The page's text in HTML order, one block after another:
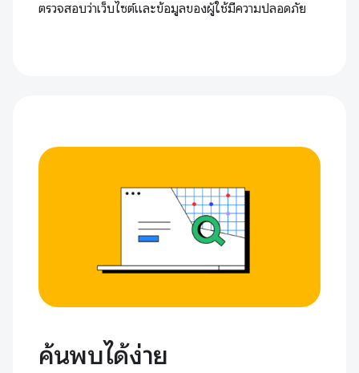
ตรวจสอบว่าเว็บไซต์และข้อมูลของผู้ใช้มีความปลอดภัย
ค้นพบได้ง่าย